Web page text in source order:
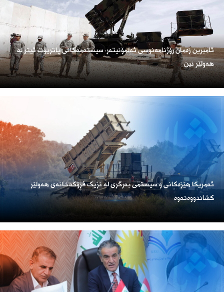
ئامبرین زەمان رۆژنامەنوسی ئەلمۆنیتەر: سیستەمەکانی پاتریۆت ئیتر لە
هەولێر نین
ئەمریكا هێزەكانی و سیستمی بەرگری لە نزیک فڕۆكەخانەی هەولێر
كشاندووەتەوە